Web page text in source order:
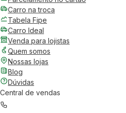
Carro na troca
Tabela Fipe
Carro Ideal
Venda para lojistas
Quem somos
Nossas lojas
Blog
Dúvidas
Central de vendas